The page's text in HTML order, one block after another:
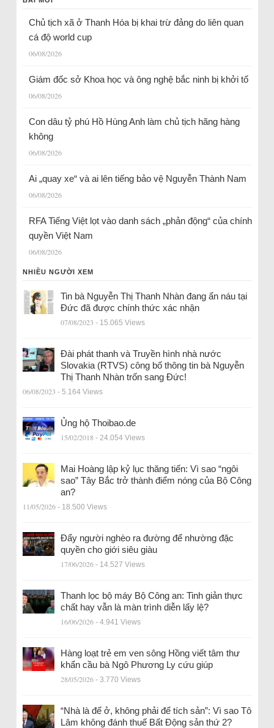
Chủ tịch xã ở Thanh Hóa bị khai trừ đảng do liên quan
cá độ world cup
06/08/2026
Giám đốc sở Khoa học và ông nghệ bắc ninh bị khởi tố
06/08/2026
Con dâu tỷ phú Hồ Hùng Anh làm chủ tịch hãng hàng
không
06/08/2026
Ai „quay xe“ và ai lên tiếng bảo vệ Nguyễn Thành Nam
06/08/2026
RFA Tiếng Việt lọt vào danh sách „phản động“ của chính
quyền Việt Nam
06/08/2026
NHIỀU NGƯỜI XEM
Tin bà Nguyễn Thị Thanh Nhàn đang ẩn náu tại
Đức đã được chính thức xác nhận
07/08/2023 - 15.065 Views
Đài phát thanh và Truyền hình nhà nước
Slovakia (RTVS) công bố thông tin bà Nguyễn
Thị Thanh Nhàn trốn sang Đức!
06/08/2023 - 5.164 Views
Ủng hộ Thoibao.de
15/02/2018 - 24.054 Views
Mai Hoàng lập kỷ lục thăng tiến: Vì sao “ngôi
sao” Tây Bắc trở thành điểm nóng của Bộ Công
an?
11/05/2026 - 18.500 Views
Đẩy người nghèo ra đường để nhường đặc
quyền cho giới siêu giàu
17/06/2026 - 14.527 Views
Thanh lọc bộ máy Bộ Công an: Tinh giản thực
chất hay vẫn là màn trình diễn lấy lệ?
16/06/2026 - 4.941 Views
Hàng loạt trẻ em ven sông Hồng viết tâm thư
khẩn cầu bà Ngô Phương Ly cứu giúp
28/05/2026 - 3.770 Views
“Nhà là để ở, không phải để tích sản”: Vì sao Tô
Lâm không đánh thuế Bất Động sản thứ 2?